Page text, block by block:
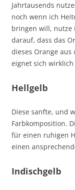
Jahrtausends
noch wenn ich
bringen will, nutze
darauf, dass das
dieses Orange
eignet sich
Hellgelb
Diese sanfte, und
Farbkomposition.
für einen ruhigen
einen
Indischgelb